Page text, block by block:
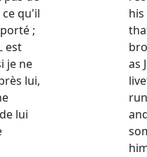
qu'il
;
est
je ne
lui,
lui
as